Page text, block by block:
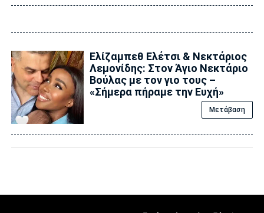
Ελίζαμπεθ Ελέτσι & Νεκτάριος
Λεμονίδης: Στον Άγιο Νεκτάριο
Βούλας με τον γιο τους –
«Σήμερα πήραμε την Ευχή»
Μετάβαση